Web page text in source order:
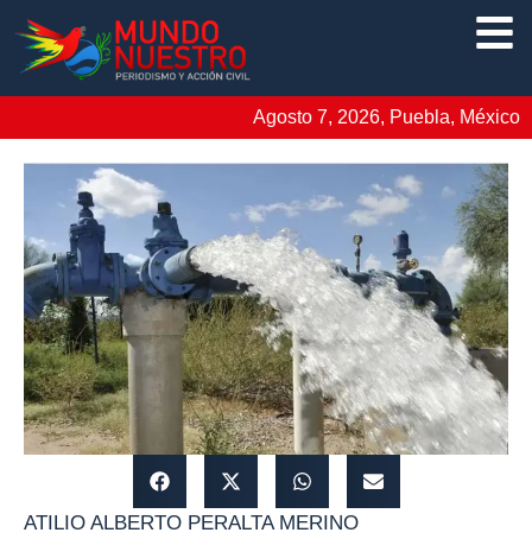
Agosto 7, 2026, Puebla, México
ATILIO ALBERTO PERALTA MERINO